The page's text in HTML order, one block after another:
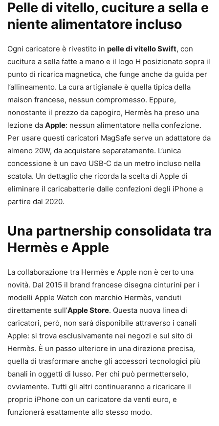
Pelle di vitello, cuciture a sella e
niente alimentatore incluso
Ogni caricatore è rivestito in pelle di vitello Swift, con
cuciture a sella fatte a mano e il logo H posizionato sopra il
punto di ricarica magnetica, che funge anche da guida per
l’allineamento. La cura artigianale è quella tipica della
maison francese, nessun compromesso. Eppure,
nonostante il prezzo da capogiro, Hermès ha preso una
lezione da Apple: nessun alimentatore nella confezione.
Per usare questi caricatori MagSafe serve un adattatore da
almeno 20W, da acquistare separatamente. L’unica
concessione è un cavo USB‑C da un metro incluso nella
scatola. Un dettaglio che ricorda la scelta di Apple di
eliminare il caricabatterie dalle confezioni degli iPhone a
partire dal 2020.
Una partnership consolidata tra
Hermès e Apple
La collaborazione tra Hermès e Apple non è certo una
novità. Dal 2015 il brand francese disegna cinturini per i
modelli Apple Watch con marchio Hermès, venduti
direttamente sull’Apple Store. Questa nuova linea di
caricatori, però, non sarà disponibile attraverso i canali
Apple: si trova esclusivamente nei negozi e sul sito di
Hermès. È un passo ulteriore in una direzione precisa,
quella di trasformare anche gli accessori tecnologici più
banali in oggetti di lusso. Per chi può permetterselo,
ovviamente. Tutti gli altri continueranno a ricaricare il
proprio iPhone con un caricatore da venti euro, e
funzionerà esattamente allo stesso modo.